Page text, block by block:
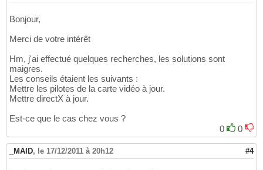
Bonjour,
Merci de votre intérêt
Hm, j'ai effectué quelques recherches, les solutions sont
maigres.
Les conseils étaient les suivants :
Mettre les pilotes de la carte vidéo à jour.
Mettre directX à jour.
Est-ce que le cas chez vous ?
0
0
_MAID, le 17/12/2011 à 20h12 #4